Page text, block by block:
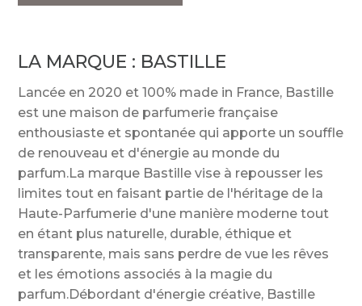
LA MARQUE : BASTILLE
Lancée en 2020 et 100% made in France, Bastille
est une maison de parfumerie française
enthousiaste et spontanée qui apporte un souffle
de renouveau et d'énergie au monde du
parfum.La marque Bastille vise à repousser les
limites tout en faisant partie de l'héritage de la
Haute-Parfumerie d'une manière moderne tout
en étant plus naturelle, durable, éthique et
transparente, mais sans perdre de vue les rêves
et les émotions associés à la magie du
parfum.Débordant d'énergie créative, Bastille